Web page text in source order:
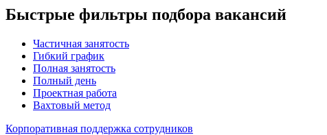
Быстрые фильтры подбора вакансий
Частичная занятость
Гибкий график
Полная занятость
Полный день
Проектная работа
Вахтовый метод
Корпоративная поддержка сотрудников